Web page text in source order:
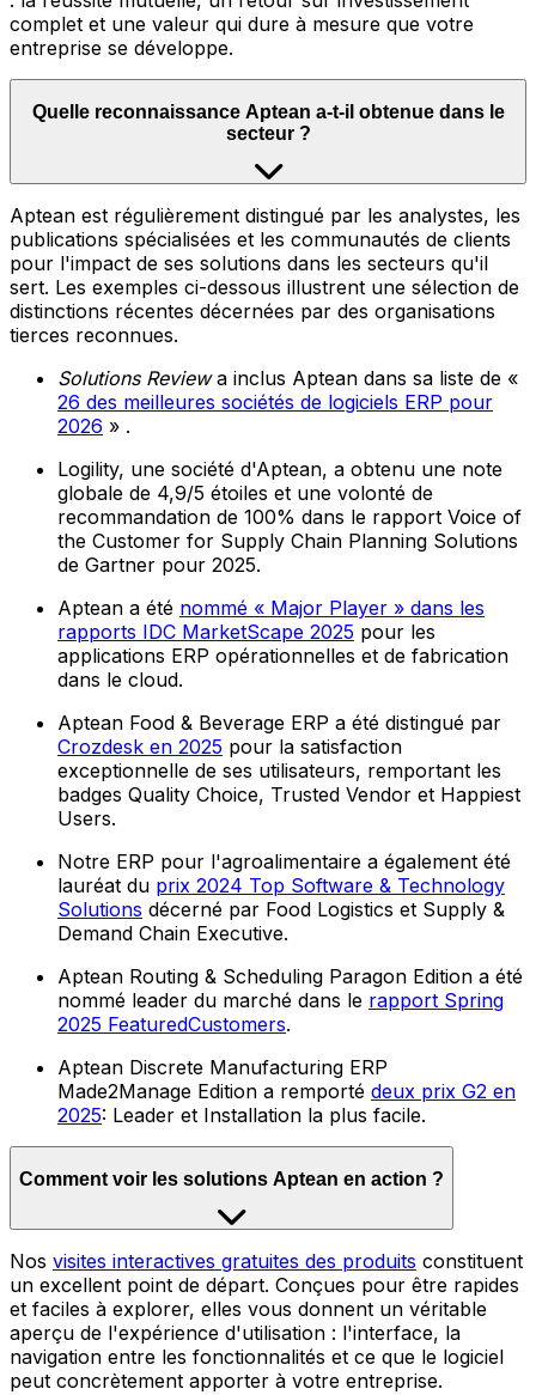
complet et une valeur qui dure à mesure que votre
entreprise se développe.
Quelle reconnaissance Aptean a-t-il obtenue dans le
secteur ?
Aptean est régulièrement distingué par les analystes, les
publications spécialisées et les communautés de clients
pour l'impact de ses solutions dans les secteurs qu'il
sert. Les exemples ci-dessous illustrent une sélection de
distinctions récentes décernées par des organisations
tierces reconnues.
Solutions Reviewa inclus Aptean dans sa liste de «
26 des meilleures sociétés de logiciels ERP pour
2026 » .
Logility, une société d'Aptean, a obtenu une note
globale de 4,9/5 étoiles et une volonté de
recommandation de 100% dans le rapport Voice of
the Customer for Supply Chain Planning Solutions
de Gartner pour 2025.
Aptean a été nommé « Major Player » dans les
rapports IDC MarketScape 2025 pour les
applications ERP opérationnelles et de fabrication
dans le cloud.
Aptean Food & Beverage ERP a été distingué par
Crozdesk en 2025 pour la satisfaction
exceptionnelle de ses utilisateurs, remportant les
badges Quality Choice, Trusted Vendor et Happiest
Users.
Notre ERP pour l'agroalimentaire a également été
lauréat du prix 2024 Top Software & Technology
Solutions décerné par Food Logistics et Supply &
Demand Chain Executive.
Aptean Routing & Scheduling Paragon Edition a été
nommé leader du marché dans le rapport Spring
2025 FeaturedCustomers.
Aptean Discrete Manufacturing ERP
Made2Manage Edition a remporté deux prix G2 en
2025: Leader et Installation la plus facile.
Comment voir les solutions Aptean en action ?
Nos visites interactives gratuites des produits constituent
un excellent point de départ. Conçues pour être rapides
et faciles à explorer, elles vous donnent un véritable
aperçu de l'expérience d'utilisation : l'interface, la
navigation entre les fonctionnalités et ce que le logiciel
peut concrètement apporter à votre entreprise.